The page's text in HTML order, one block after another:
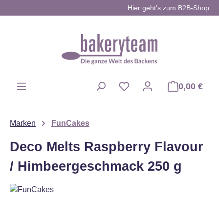
Hier geht’s zum B2B-Shop
0,00 €
Marken FunCakes
Deco Melts Raspberry Flavour
/ Himbeergeschmack 250 g